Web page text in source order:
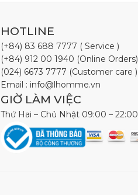
HOTLINE
(+84) 83 688 7777 ( Service )
(+84) 912 00 1940 (Online Orders)
(024) 6673 7777 (Customer care )
Email : info@lhomme.vn
GIỜ LÀM VIỆC
Thứ Hai – Chủ Nhật 09:00 – 22:00